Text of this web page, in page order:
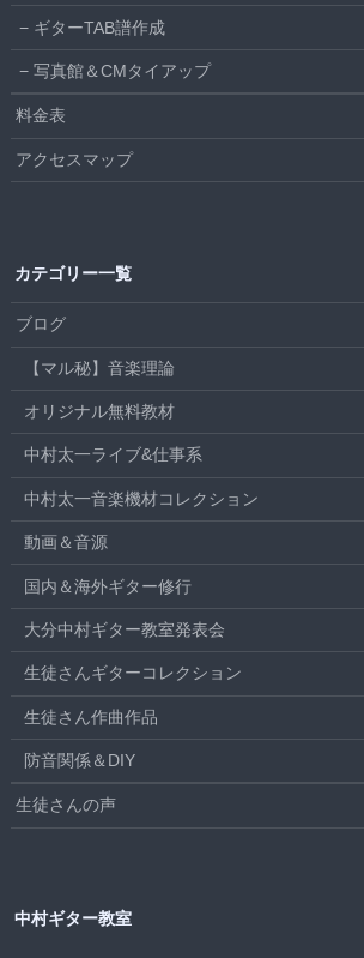
ギターTAB譜作成
写真館＆CMタイアップ
料金表
アクセスマップ
カテゴリー一覧
ブログ
【マル秘】音楽理論
オリジナル無料教材
中村太一ライブ&仕事系
中村太一音楽機材コレクション
動画＆音源
国内＆海外ギター修行
大分中村ギター教室発表会
生徒さんギターコレクション
生徒さん作曲作品
防音関係＆DIY
生徒さんの声
中村ギター教室